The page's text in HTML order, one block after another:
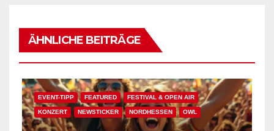
ÄHNLICHE BEITRÄGE
EVENT-TIPP FEATURED FESTIVAL & OPEN AIR
KONZERT NEWSTICKER NORDHESSEN OWL